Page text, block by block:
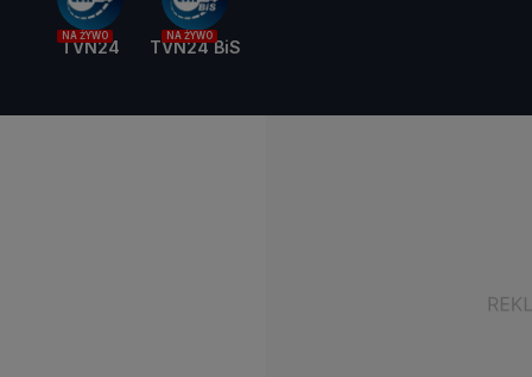
NA ŻYWO
TVN24
NA ŻYWO
TVN24 BiS